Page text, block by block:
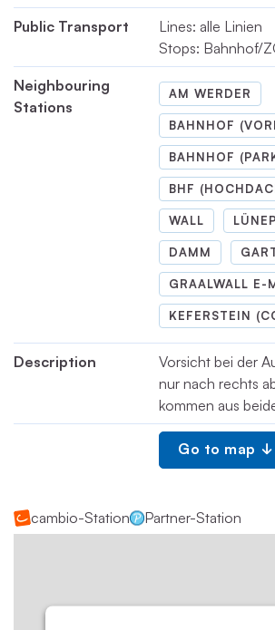
Public Transport
Lines: alle Linien
Stops: Bahnhof/
Neighbouring
Stations
AM WERDER
BAHNHOF
BAHNHOF
BHF
WALL
DAMM
GRAALWALL E-
KEFERSTEIN
Description
Vorsicht bei der
nur nach rechts
kommen aus
Go to map
cambio-Station Partner-Station